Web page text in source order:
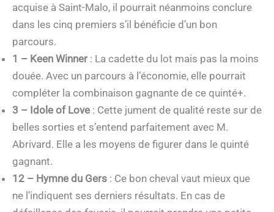
acquise à Saint-Malo, il pourrait néanmoins conclure
dans les cinq premiers s’il bénéficie d’un bon
parcours.
1 – Keen Winner: La cadette du lot mais pas la moins
douée. Avec un parcours à l’économie, elle pourrait
compléter la combinaison gagnante de ce quinté+.
3 – Idole of Love : Cette jument de qualité reste sur de
belles sorties et s’entend parfaitement avec M.
Abrivard. Elle a les moyens de figurer dans le quinté
gagnant.
12 – Hymne du Gers : Ce bon cheval vaut mieux que
ne l’indiquent ses derniers résultats. En cas de